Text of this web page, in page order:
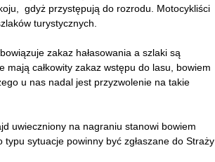
gdyż przystępują do rozrodu. Motocykliści
turystycznych.
zakaz hałasowania a szlaki są
mają całkowity zakaz wstępu do lasu, bowiem
u nas nadal jest przyzwolenie na takie
uwieczniony na nagraniu stanowi bowiem
sytuacje powinny być zgłaszane do Straży